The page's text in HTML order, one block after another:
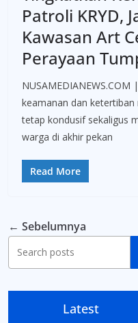
Patroli KRYD,
Kawasan Art
Perayaan
NUSAMEDIANEWS.COM
keamanan dan
tetap kondusif sekaligus
warga di akhir pekan
Read More
← Sebelumnya
Latest